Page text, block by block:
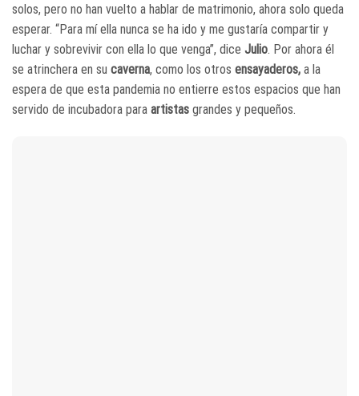
solos, pero no han vuelto a hablar de matrimonio, ahora solo queda
esperar. “Para mí ella nunca se ha ido y me gustaría compartir y
luchar y sobrevivir con ella lo que venga”, dice Julio. Por ahora él
se atrinchera en su caverna, como los otros ensayaderos, a la
espera de que esta pandemia no entierre estos espacios que han
servido de incubadora para artistas grandes y pequeños.